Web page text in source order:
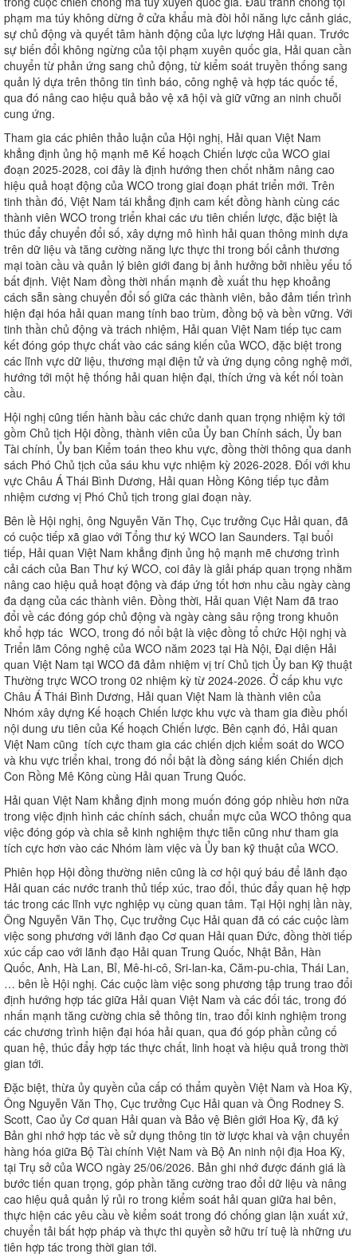
phạm ma túy không dừng ở cửa khẩu mà đòi hỏi năng lực cảnh giác,
sự chủ động và quyết tâm hành động của lực lượng Hải quan. Trước
sự biến đổi không ngừng của tội phạm xuyên quốc gia, Hải quan cần
chuyển từ phản ứng sang chủ động, từ kiểm soát truyền thống sang
quản lý dựa trên thông tin tình báo, công nghệ và hợp tác quốc tế,
qua đó nâng cao hiệu quả bảo vệ xã hội và giữ vững an ninh chuỗi
cung ứng.
Tham gia các phiên thảo luận của Hội nghị, Hải quan Việt Nam
khẳng định ủng hộ mạnh mẽ Kế hoạch Chiến lược của WCO giai
đoạn 2025-2028, coi đây là định hướng then chốt nhằm nâng cao
hiệu quả hoạt động của WCO trong giai đoạn phát triển mới. Trên
tinh thần đó, Việt Nam tái khẳng định cam kết đồng hành cùng các
thành viên WCO trong triển khai các ưu tiên chiến lược, đặc biệt là
thúc đẩy chuyển đổi số, xây dựng mô hình hải quan thông minh dựa
trên dữ liệu và tăng cường năng lực thực thi trong bối cảnh thương
mại toàn cầu và quản lý biên giới đang bị ảnh hưởng bởi nhiều yếu tố
bất định. Việt Nam đồng thời nhấn mạnh đề xuất thu hẹp khoảng
cách sẵn sàng chuyển đổi số giữa các thành viên, bảo đảm tiến trình
hiện đại hóa hải quan mang tính bao trùm, đồng bộ và bền vững. Với
tinh thần chủ động và trách nhiệm, Hải quan Việt Nam tiếp tục cam
kết đóng góp thực chất vào các sáng kiến của WCO, đặc biệt trong
các lĩnh vực dữ liệu, thương mại điện tử và ứng dụng công nghệ mới,
hướng tới một hệ thống hải quan hiện đại, thích ứng và kết nối toàn
cầu.
Hội nghị cũng tiến hành bầu các chức danh quan trọng nhiệm kỳ tới
gồm Chủ tịch Hội đồng, thành viên của Ủy ban Chính sách, Ủy ban
Tài chính, Ủy ban Kiểm toán theo khu vực, đồng thời thông qua danh
sách Phó Chủ tịch của sáu khu vực nhiệm kỳ 2026-2028. Đối với khu
vực Châu Á Thái Bình Dương, Hải quan Hồng Kông tiếp tục đảm
nhiệm cương vị Phó Chủ tịch trong giai đoạn này.
Bên lề Hội nghị, ông Nguyễn Văn Thọ, Cục trưởng Cục Hải quan, đã
có cuộc tiếp xã giao với Tổng thư ký WCO Ian Saunders. Tại buổi
tiếp, Hải quan Việt Nam khẳng định ủng hộ mạnh mẽ chương trình
cải cách của Ban Thư ký WCO, coi đây là giải pháp quan trọng nhằm
nâng cao hiệu quả hoạt động và đáp ứng tốt hơn nhu cầu ngày càng
đa dạng của các thành viên. Đồng thời, Hải quan Việt Nam đã trao
đổi về các đóng góp chủ động và ngày càng sâu rộng trong khuôn
khổ hợp tác WCO, trong đó nổi bật là việc đồng tổ chức Hội nghị và
Triển lãm Công nghệ của WCO năm 2023 tại Hà Nội, Đại diện Hải
quan Việt Nam tại WCO đã đảm nhiệm vị trí Chủ tịch Ủy ban Kỹ thuật
Thường trực WCO trong 02 nhiệm kỳ từ 2024-2026. Ở cấp khu vực
Châu Á Thái Bình Dương, Hải quan Việt Nam là thành viên của
Nhóm xây dựng Kế hoạch Chiến lược khu vực và tham gia điều phối
nội dung ưu tiên của Kế hoạch Chiến lược. Bên cạnh đó, Hải quan
Việt Nam cũng tích cực tham gia các chiến dịch kiểm soát do WCO
và khu vực triển khai, trong đó nổi bật là đồng sáng kiến Chiến dịch
Con Rồng Mê Kông cùng Hải quan Trung Quốc.
Hải quan Việt Nam khẳng định mong muốn đóng góp nhiều hơn nữa
trong việc định hình các chính sách, chuẩn mực của WCO thông qua
việc đóng góp và chia sẻ kinh nghiệm thực tiễn cũng như tham gia
tích cực hơn vào các Nhóm làm việc và Ủy ban kỹ thuật của WCO.
Phiên họp Hội đồng thường niên cũng là cơ hội quý báu để lãnh đạo
Hải quan các nước tranh thủ tiếp xúc, trao đổi, thúc đẩy quan hệ hợp
tác trong các lĩnh vực nghiệp vụ cùng quan tâm. Tại Hội nghị lần này,
Ông Nguyễn Văn Thọ, Cục trưởng Cục Hải quan đã có các cuộc làm
việc song phương với lãnh đạo Cơ quan Hải quan Đức, đồng thời tiếp
xúc cấp cao với lãnh đạo Hải quan Trung Quốc, Nhật Bản, Hàn
Quốc, Anh, Hà Lan, Bỉ, Mê-hi-cô, Sri-lan-ka, Căm-pu-chia, Thái Lan,
… bên lề Hội nghị. Các cuộc làm việc song phương tập trung trao đổi
định hướng hợp tác giữa Hải quan Việt Nam và các đối tác, trong đó
nhấn mạnh tăng cường chia sẻ thông tin, trao đổi kinh nghiệm trong
các chương trình hiện đại hóa hải quan, qua đó góp phần củng cố
quan hệ, thúc đẩy hợp tác thực chất, linh hoạt và hiệu quả trong thời
gian tới.
Đặc biệt, thừa ủy quyền của cấp có thẩm quyền Việt Nam và Hoa Kỳ,
Ông Nguyễn Văn Thọ, Cục trưởng Cục Hải quan và Ông Rodney S.
Scott, Cao ủy Cơ quan Hải quan và Bảo vệ Biên giới Hoa Kỳ, đã ký
Bản ghi nhớ hợp tác về sử dụng thông tin tờ lược khai và vận chuyển
hàng hóa giữa Bộ Tài chính Việt Nam và Bộ An ninh nội địa Hoa Kỳ,
tại Trụ sở của WCO ngày 25/06/2026. Bản ghi nhớ được đánh giá là
bước tiến quan trọng, góp phần tăng cường trao đổi dữ liệu và nâng
cao hiệu quả quản lý rủi ro trong kiểm soát hải quan giữa hai bên,
thực hiện các yêu cầu về kiểm soát trong đó chống gian lận xuất xứ,
chuyển tải bất hợp pháp và thực thi quyền sở hữu trí tuệ là những ưu
tiên hợp tác trong thời gian tới.